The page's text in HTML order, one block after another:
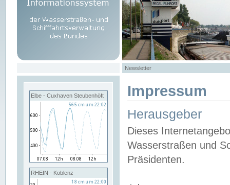
Newsletter
Elbe - Cuxhaven Steubenhöft
RHEIN - Koblenz
Impressum
Herausgeber
Dieses
Wasserstraßen und
Präsidenten.